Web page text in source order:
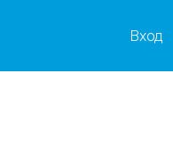
Вход